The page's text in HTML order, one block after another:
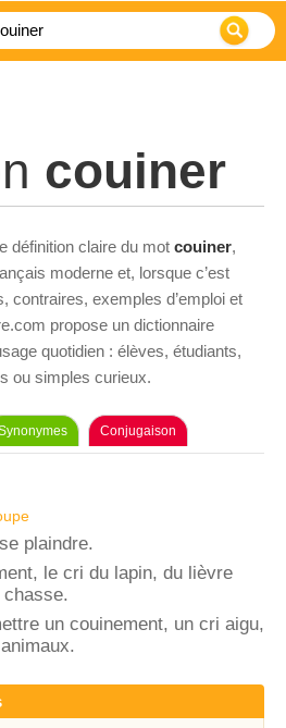
couiner
définition claire du mot couiner,
moderne et, lorsque c’est
contraires, exemples d’emploi et
propose un dictionnaire
quotidien : élèves, étudiants,
ou simples curieux.
Conjugaison
plaindre.
le cri du lapin, du lièvre
chasse.
un couinement, un cri aigu,